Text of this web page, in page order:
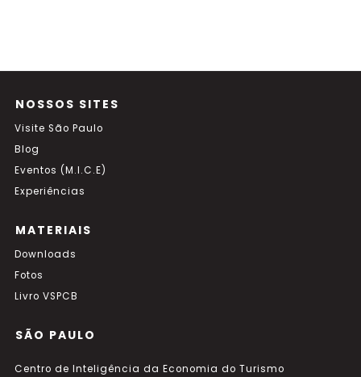
NOSSOS SITES
Visite São Paulo
Blog
Eventos (M.I.C.E)
Experiências
MATERIAIS
Downloads
Fotos
Livro VSPCB
SÃO PAULO
Centro de Inteligência da Economia do Turismo